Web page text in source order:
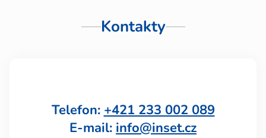
Kontakty
Telefon: +421 233 002 089
E-mail: info@inset.cz